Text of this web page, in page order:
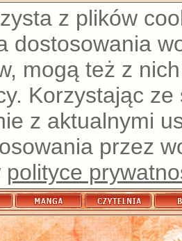
z plików
dostosowania
mogą też z
Korzystając
z aktualnymi
przez
polityce